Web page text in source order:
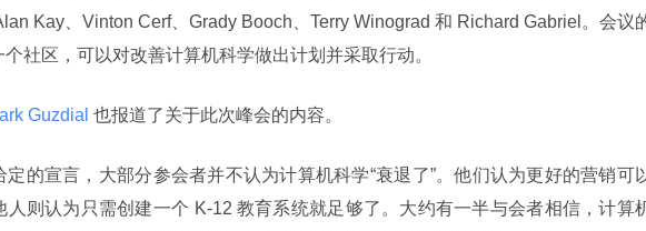
Kay、Vinton Cerf、Grady Booch、Terry Winograd 和 Richard Gabriel。会议
社区，可以对改善计算机科学做出计划并采取行动。
Guzdial 也报道了关于此次峰会的内容。
的宣言，大部分参会者并不认为计算机科学“衰退了”。他们认为更好的营销可
人则认为只需创建一个 K-12 教育系统就足够了。大约有一半与会者相信，计算